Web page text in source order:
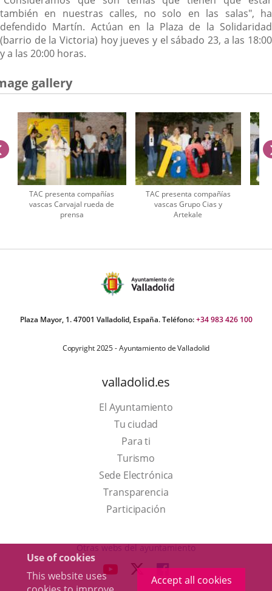
Use of cookies
This website uses
Accept all cookies
también en nuestras calles, no solo en las salas", ha
defendido Martín. Actúan en la Plaza de la Solidaridad
(barrio de la Victoria) hoy jueves y el sábado 23, a las 18:00
y a las 20:00 horas.
gallery
TAC presenta compañías
vascas Carvajal rueda de
prensa
TAC presenta compañías
vascas Grupo Cias y
Artekale
previus
Plaza Mayor, 1. 47001 Valladolid, España. Teléfono:+34 983 426 100
Copyright 2025 - Ayuntamiento de Valladolid
valladolid.es
El Ayuntamiento
Tu ciudad
Para ti
TurismoThis
link
will
open
a
up
Sede Electrónica
Transparencia
Participación
Otras webs del ayuntamiento
LINK LINK
TO
LINK
TO